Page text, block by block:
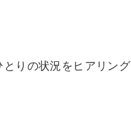
りの状況をヒアリング